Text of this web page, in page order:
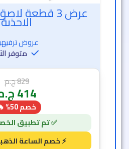
عرض 3 قطعة
الاحذية
عروض
متوفر
829ج.م
414
خصم 50% 🔥